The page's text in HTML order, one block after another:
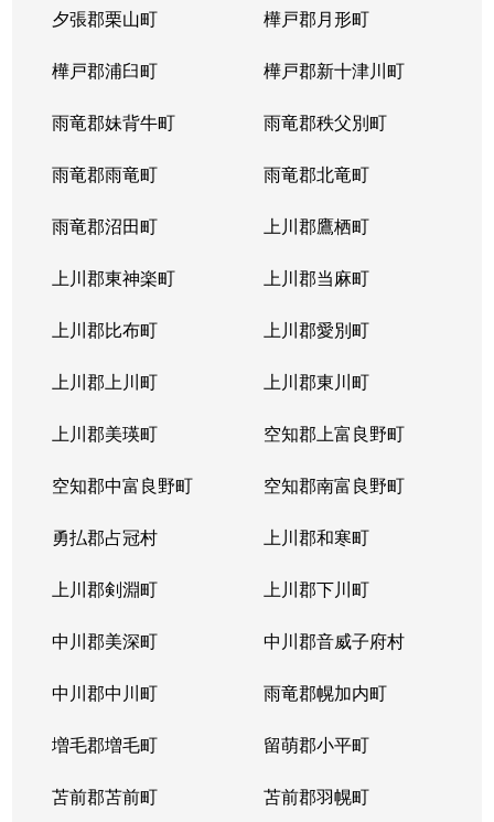
夕張郡栗山町 樺戸郡月形町
樺戸郡浦臼町 樺戸郡新十津川町
雨竜郡妹背牛町 雨竜郡秩父別町
雨竜郡雨竜町 雨竜郡北竜町
雨竜郡沼田町 上川郡鷹栖町
上川郡東神楽町 上川郡当麻町
上川郡比布町 上川郡愛別町
上川郡上川町 上川郡東川町
上川郡美瑛町 空知郡上富良野町
空知郡中富良野町 空知郡南富良野町
勇払郡占冠村 上川郡和寒町
上川郡剣淵町 上川郡下川町
中川郡美深町 中川郡音威子府村
中川郡中川町 雨竜郡幌加内町
増毛郡増毛町 留萌郡小平町
苫前郡苫前町 苫前郡羽幌町